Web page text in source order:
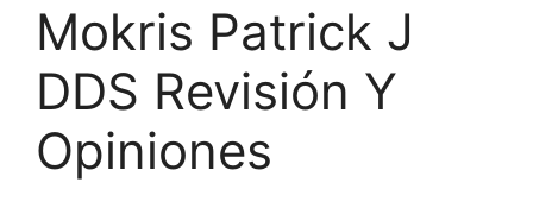
Mokris Patrick J
DDS Revisión Y
Opiniones